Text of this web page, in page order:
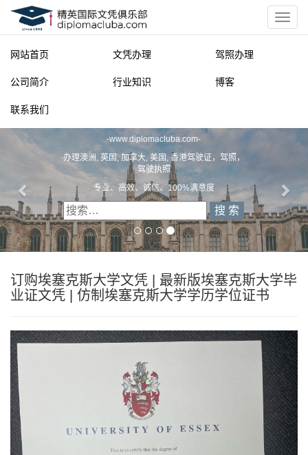
网站首页 文凭办理 驾照办理
公司简介 行业知识 博客
联系我们
-www.diplomacluba.com-
办理澳洲, 英国, 加拿大, 美国, 香港驾驶证，驾照，
驾驶执照
专业、高效、诚信、100%满意度
订购埃塞克斯大学文凭 | 最新版埃塞克斯大学毕
业证文凭 | 仿制埃塞克斯大学学历学位证书